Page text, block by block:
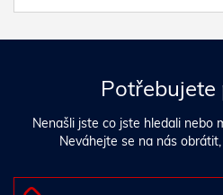
Potřebujete
Nenašli jste co jste hledali nebo
Neváhejte se na nás